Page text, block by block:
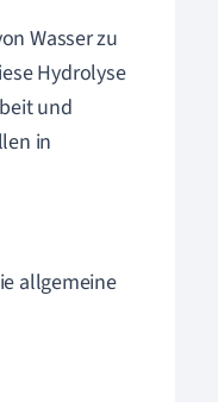
Wasser zu
Hydrolyse
und
in
allgemeine